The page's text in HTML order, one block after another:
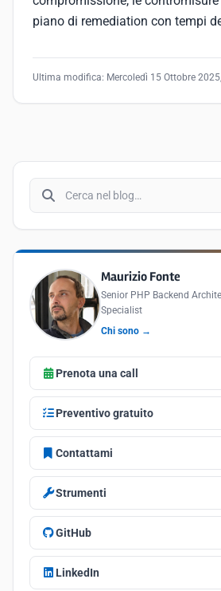
piano di remediation con tempi
Ultima modifica: Mercoledì 15 Ottobre
Cerca nel blog
Maurizio Fonte
Senior PHP Backend
Specialist
Chi sono →
Prenota una call
Preventivo gratuito
Contattami
Strumenti
GitHub
LinkedIn